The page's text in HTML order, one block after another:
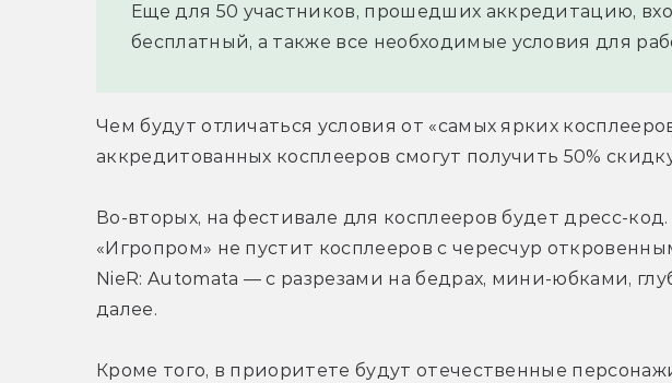
Еще для 50 участников, прошедших аккредитацию,
бесплатный, а также все необходимые условия для
Чем будут отличаться условия от «самых ярких
аккредитованных косплееров смогут получить 50%
Во-вторых, на фестивале для косплееров будет дресс-
«Игропром» не пустит косплееров с чересчур
NieR: Automata — с разрезами на бедрах, мини-юбками,
далее.
Кроме того, в приоритете будут отечественные